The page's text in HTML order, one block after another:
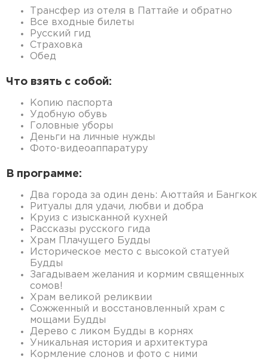
Трансфер из отеля в Паттайе и обратно
Все входные билеты
Русский гид
Страховка
Обед
Что взять с собой:
Копию паспорта
Удобную обувь
Головные уборы
Деньги на личные нужды
Фото-видеоаппаратуру
В программе:
Два города за один день: Аюттайя и Бангкок
Ритуалы для удачи, любви и добра
Круиз с изысканной кухней
Рассказы русского гида
Храм Плачущего Будды
Историческое место с высокой статуей
Будды
Загадываем желания и кормим священных
сомов!
Храм великой реликвии
Сожженный и восстановленный храм с
мощами Будды
Дерево с ликом Будды в корнях
Уникальная история и архитектура
Кормление слонов и фото с ними